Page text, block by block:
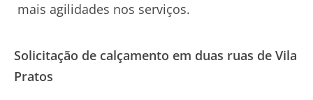
mais agilidades nos serviços.
Solicitação de calçamento em duas ruas de Vila
Pratos